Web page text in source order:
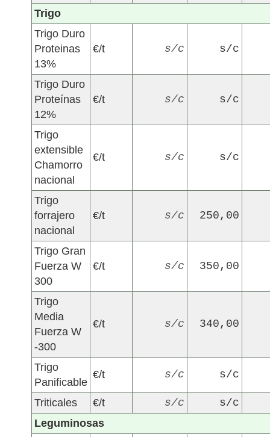
Trigo
Trigo Duro
Proteinas
13%
€/t s/c s/c
Trigo Duro
Proteínas
12%
€/t s/c s/c
Trigo
extensible
Chamorro
nacional
€/t s/c s/c
Trigo
forrajero
nacional
€/t s/c 250,00
Trigo Gran
Fuerza W
300
€/t s/c 350,00
Trigo
Media
Fuerza W
-300
€/t s/c 340,00
Trigo
Panificable
€/t s/c s/c
Triticales €/t s/c
s/c
Leguminosas